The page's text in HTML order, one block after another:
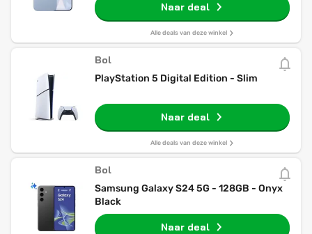
Naar deal
Alle deals van deze winkel
Bol
PlayStation 5 Digital Edition - Slim
Naar deal
Alle deals van deze winkel
Bol
Samsung Galaxy S24 5G - 128GB - Onyx
Black
Naar deal